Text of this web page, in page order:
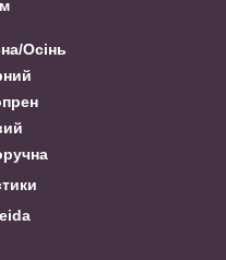
Осінь